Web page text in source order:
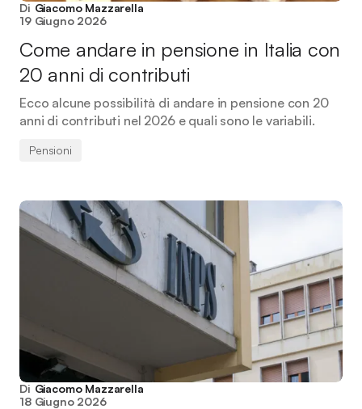
Di Giacomo Mazzarella
19 Giugno 2026
Come andare in pensione in Italia con
20 anni di contributi
Ecco alcune possibilità di andare in pensione con 20
anni di contributi nel 2026 e quali sono le variabili.
Pensioni
Di Giacomo Mazzarella
18 Giugno 2026